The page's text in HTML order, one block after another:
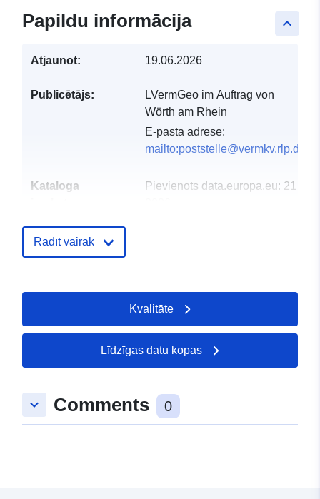
keyboard_arrow_up
Papildu informācija
Atjaunot: 19.06.2026
Publicētājs:
LVermGeo im Auftrag von
Wörth am Rhein
E-pasta adrese:
mailto:poststelle@vermkv.rlp.de
Kataloga
Pievienots data.europa.eu: 21
atrašanās vieta:
49.0741 ], [ 8.30921,
49.0741 ], [ 8.30921,
49.0629 ], [ 8.29531,
49.0629 ], [ 8.29531,
uriRef:
http://data.europa.eu/88u/dataset/
Rādīt vairāk
Kvalitāte
Līdzīgas datu kopas
keyboard_arrow_down Comments 0